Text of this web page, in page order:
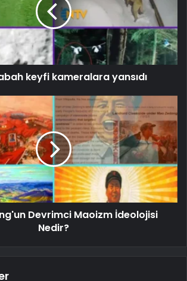
keyfi kameralara yansıdı
Devrimci Maoizm İdeolojisi
Nedir?